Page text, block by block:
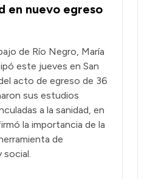
en nuevo egreso
de Río Negro, María
este jueves en San
acto de egreso de 36
sus estudios
a la sanidad, en
la importancia de la
de